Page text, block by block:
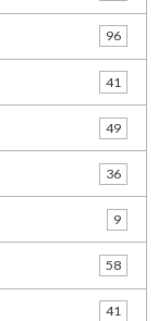
96
41
49
36
9
58
41